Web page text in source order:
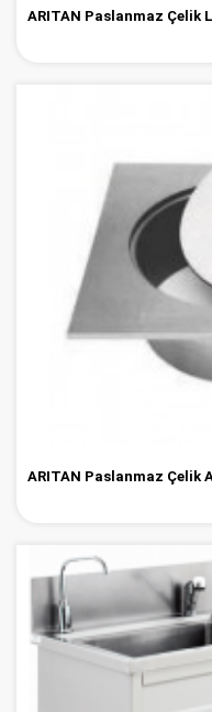
ARITAN Paslanmaz Çelik
ARITAN Paslanmaz Çelik